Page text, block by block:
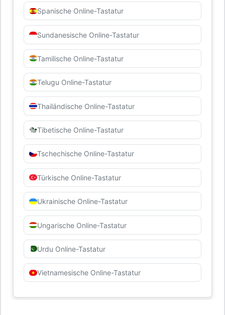
Spanische Online-Tastatur
Sundanesische Online-Tastatur
Tamilische Online-Tastatur
Telugu Online-Tastatur
Thailändische Online-Tastatur
Tibetische Online-Tastatur
Tschechische Online-Tastatur
Türkische Online-Tastatur
Ukrainische Online-Tastatur
Ungarische Online-Tastatur
Urdu Online-Tastatur
Vietnamesische Online-Tastatur